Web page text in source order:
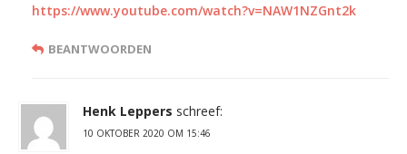
https://www.youtube.com/watch?v=NAW1NZGnt2k
BEANTWOORDEN
Henk Leppers schreef:
10 OKTOBER 2020 OM 15:46